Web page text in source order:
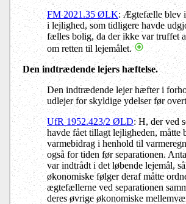
FM 2021.35 ØLK: Ægtefælle blev
i lejlighed, som tidligere havde
fælles bolig, da der ikke var truffet
om retten til lejemålet.
Den indtrædende lejers hæftelse.
Den indtrædende lejer hæfter i
udlejer for skyldige ydelser før
UfR 1952.423/2 ØLD: H, der ved
havde fået tillagt lejligheden, måtte
varmebidrag i henhold til
også for tiden før separationen.
var indtrådt i det løbende lejemål,
økonomiske følger deraf måtte
ægtefællerne ved separationen
deres øvrige økonomiske